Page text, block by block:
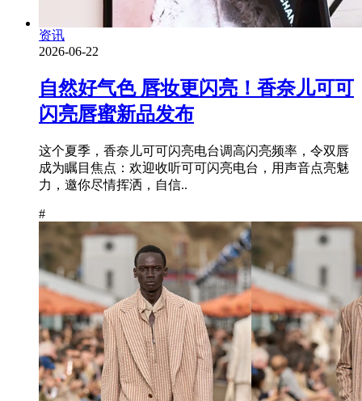
资讯
2026-06-22
自然好气色 唇妆更闪亮！香奈儿可可
闪亮唇蜜新品发布
这个夏季，香奈儿可可闪亮电台调高闪亮频率，令双唇
成为瞩目焦点：欢迎收听可可闪亮电台，用声音点亮魅
力，邀你尽情挥洒，自信..
#